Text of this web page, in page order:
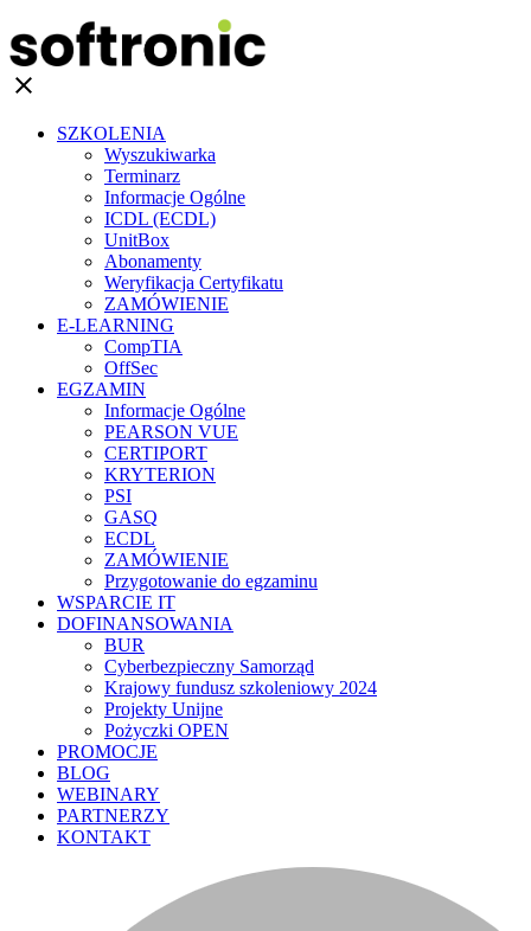
clear
SZKOLENIA
Wyszukiwarka
Terminarz
Informacje Ogólne
ICDL (ECDL)
UnitBox
Abonamenty
Weryfikacja Certyfikatu
ZAMÓWIENIE
E-LEARNING
CompTIA
OffSec
EGZAMIN
Informacje Ogólne
PEARSON VUE
CERTIPORT
KRYTERION
PSI
GASQ
ECDL
ZAMÓWIENIE
Przygotowanie do egzaminu
WSPARCIE IT
DOFINANSOWANIA
BUR
Cyberbezpieczny Samorząd
Krajowy fundusz szkoleniowy 2024
Projekty Unijne
Pożyczki OPEN
PROMOCJE
BLOG
WEBINARY
PARTNERZY
KONTAKT